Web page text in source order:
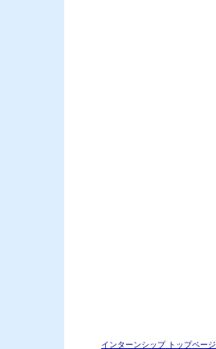
インターンシップ トップページ